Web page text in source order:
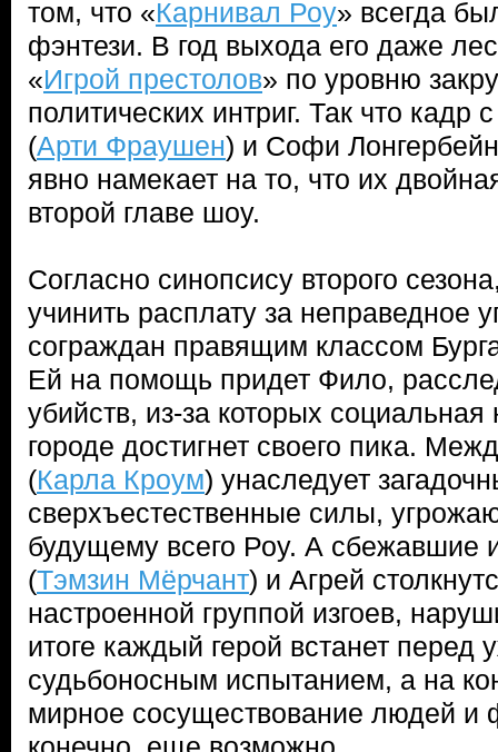
том, что «Карнивал Роу» всегда
фэнтези. В год выхода его даже
«Игрой престолов» по уровню
политических интриг. Так что
(Арти Фраушен) и Софи
явно намекает на то, что их
второй главе шоу.
Согласно синопсису второго
учинить расплату за неправедное
сограждан правящим классом
Ей на помощь придет Фило,
убийств, из-за которых
городе достигнет своего пика.
(Карла Кроум) унаследует
сверхъестественные силы,
будущему всего Роу. А сбежавшие
(Тэмзин Мёрчант) и Агрей
настроенной группой изгоев,
итоге каждый герой встанет
судьбоносным испытанием, а на
мирное сосуществование людей и